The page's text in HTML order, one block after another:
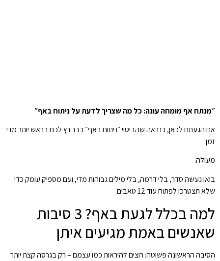
״מנתח אף מומחה עונה: כל מה שצריך לדעת על ניתוח באף״
אם הגעתם לכאן, כנראה שהביטוי ״ניתוח באף״ כבר רץ לכם בראש יותר מדי
זמן.
מעולה.
בואו נעשה סדר, בלי דרמה, בלי מילים גבוהות מדי, ועם מספיק עומק כדי
שלא תצטרכו לפתוח עוד 12 טאבים.
למה בכלל לגעת באף? 3 סיבות
שאנשים באמת מגיעים איתן
הסיבה הראשונה פשוטה: רוצים להיראות כמו עצמם – רק בגרסה קצת יותר